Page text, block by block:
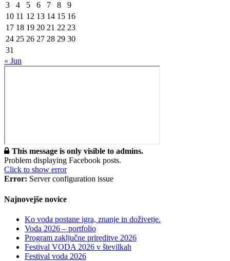
3
4 5 6 7 8
9
10 11 12 13 14 15 16
17 18 19 20 21 22 23
24 25 26 27 28 29 30
31
« Jun
This message is only visible to admins.
Problem displaying Facebook posts.
Click to show error
Error: Server configuration issue
Najnovejše novice
Ko voda postane igra, znanje in doživetje.
Voda 2026 – portfolio
Program zaključne prireditve 2026
Festival VODA 2026 v številkah
Festival voda 2026